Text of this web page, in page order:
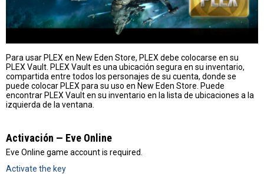
Para usar PLEX en New Eden Store, PLEX debe colocarse en su
PLEX Vault. PLEX Vault es una ubicación segura en su inventario,
compartida entre todos los personajes de su cuenta, donde se
puede colocar PLEX para su uso en New Eden Store. Puede
encontrar PLEX Vault en su inventario en la lista de ubicaciones a la
izquierda de la ventana.
Activación — Eve Online
Eve Online game account is required.
Activate the key